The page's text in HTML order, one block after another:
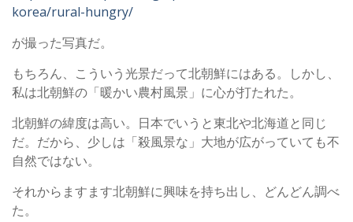
korea/rural-hungry/
が撮った写真だ。
もちろん、こういう光景だって北朝鮮にはある。しかし、
私は北朝鮮の「暖かい農村風景」に心が打たれた。
北朝鮮の緯度は高い。日本でいうと東北や北海道と同じ
だ。だから、少しは「殺風景な」大地が広がっていても不
自然ではない。
それからますます北朝鮮に興味を持ち出し、どんどん調べ
た。